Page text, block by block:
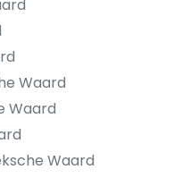
Waard
Waard
Waard